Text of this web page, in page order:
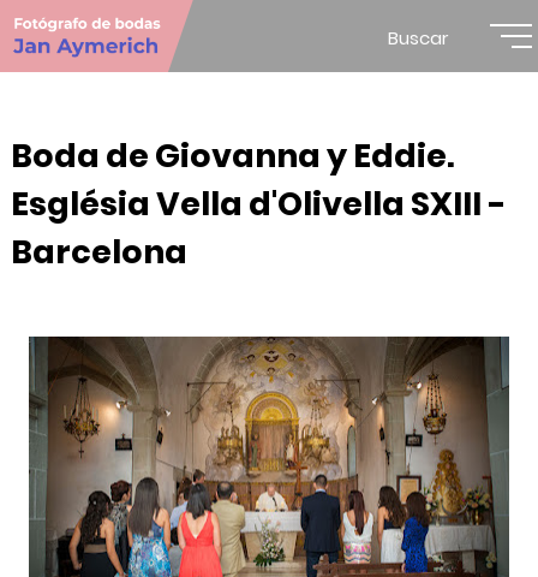
Buscar
Boda de Giovanna y Eddie.
Església Vella d'Olivella SXIII -
Barcelona